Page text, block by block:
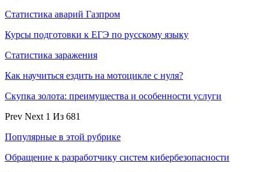
Статистика аварий Газпром
Курсы подготовки к ЕГЭ по русскому языку
Статистика заражения
Как научиться ездить на мотоцикле с нуля?
Скупка золота: преимущества и особенности услуги
Prev Next 1 Из 681
Популярные в этой рубрике
Обращение к разработчику систем кибербезопасности